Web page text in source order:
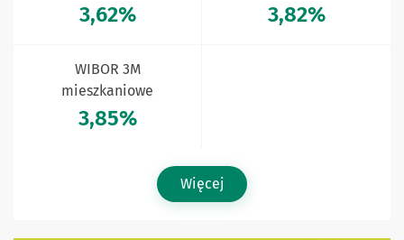
3,62% 3,82%
WIBOR 3M
mieszkaniowe
3,85%
Więcej